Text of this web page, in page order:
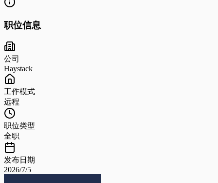
职位信息
公司
Haystack
工作模式
远程
职位类型
全职
发布日期
2026/7/5